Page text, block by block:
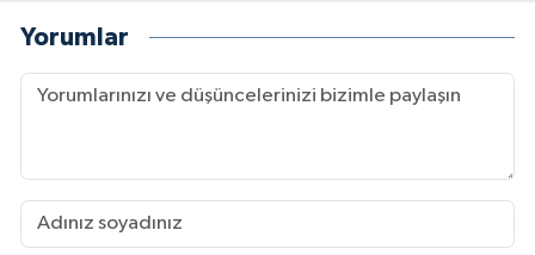
Yorumlar